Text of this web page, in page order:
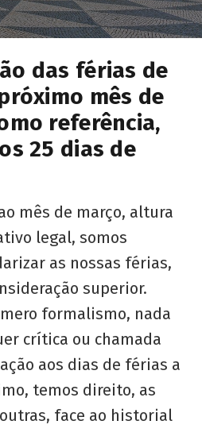
das férias de
mês de
referência,
25 dias de
mês de março, altura
legal, somos
as nossas férias,
superior.
formalismo, nada
crítica ou chamada
aos dias de férias a
temos direito, as
face ao historial